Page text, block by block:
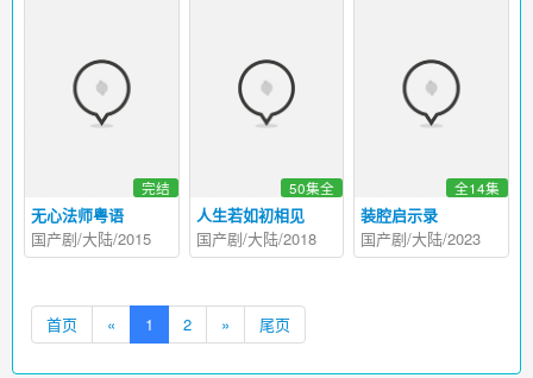
无心法师粤语
完结
国产剧/大陆/2015
人生若如初相见
50集全
国产剧/大陆/2018
装腔启示录
全14集
国产剧/大陆/2023
首页 « 1 2 » 尾页